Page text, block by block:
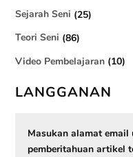
Sejarah Seni (25)
Teori Seni (86)
Video Pembelajaran (10)
LANGGANAN
Masukan alamat
pemberitahuan artikel